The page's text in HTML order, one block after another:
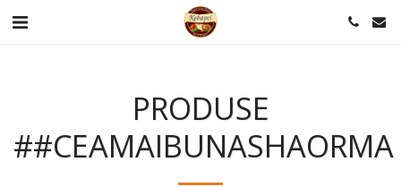
PRODUSE
##CEAMAIBUNASHAORMA